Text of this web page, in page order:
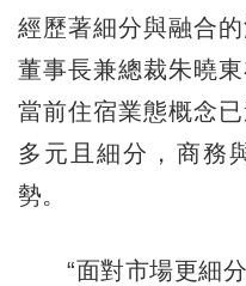
經歷著細分與融合
董事長兼總裁朱曉
當前住宿業態概念
多元且細分，商務
勢。
“面對市場更細分